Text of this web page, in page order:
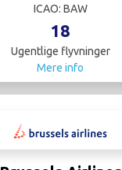
ICAO: BAW
18
Ugentlige flyvninger
Mere info